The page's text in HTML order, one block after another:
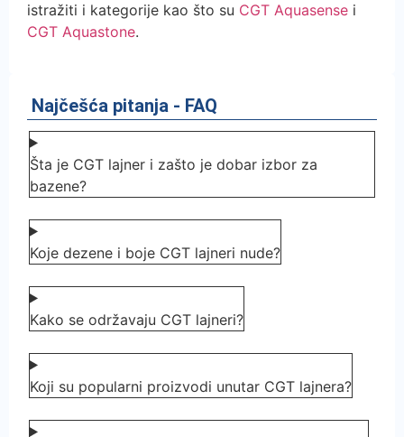
istražiti i kategorije kao što su CGT Aquasense i
CGT Aquastone.
Najčešća pitanja - FAQ
Šta je CGT lajner i zašto je dobar izbor za
bazene?
Koje dezene i boje CGT lajneri nude?
Kako se održavaju CGT lajneri?
Koji su popularni proizvodi unutar CGT lajnera?